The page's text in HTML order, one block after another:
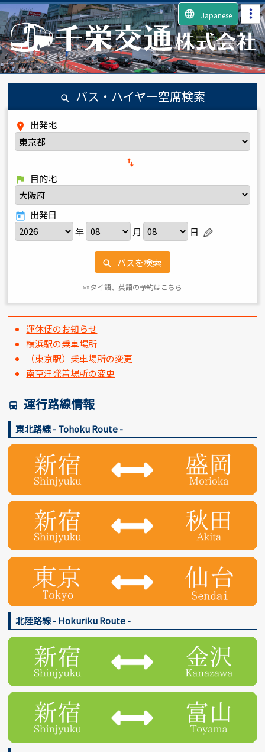
search バス・ハイヤー空席検索
place 出発地
import_export
flag
目的地
today 出発日
年
月 日
search バスを検索
»»タイ語、英語の予約はこちら
運休便のお知らせ
横浜駅の乗車場所
（東京駅）乗車場所の変更
南草津発着場所の変更
directions_bus 運行路線情報
東北路線 - Tohoku Route -
北陸路線 - Hokuriku Route -
language Japanese